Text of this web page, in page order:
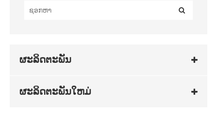
ຜະລິດຕະພັນ
ຜະລິດຕະພັນໃຫມ່